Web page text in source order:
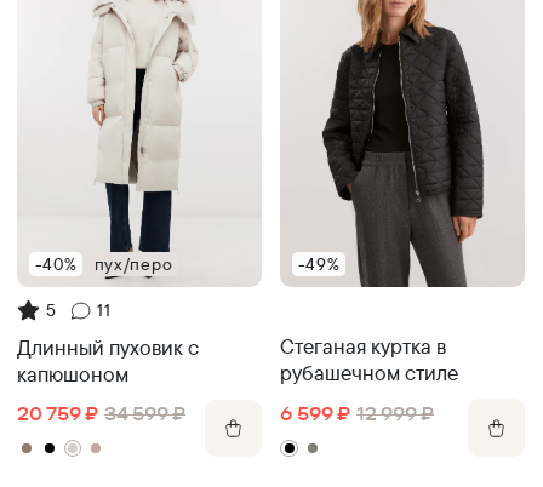
-40% пух/перо
5 11
Длинный пуховик с
капюшоном
20 759 ₽ 34 599 ₽
-49%
Стеганая куртка в
рубашечном стиле
6 599 ₽ 12 999 ₽